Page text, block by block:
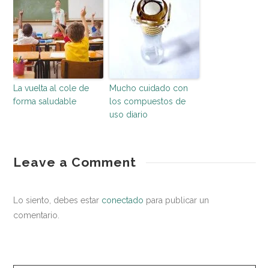
La vuelta al cole de
forma saludable
Mucho cuidado con
los compuestos de
uso diario
saludableLa
de
manos,
Leave a Comment
Lo siento, debes estar conectado para publicar un
comentario.